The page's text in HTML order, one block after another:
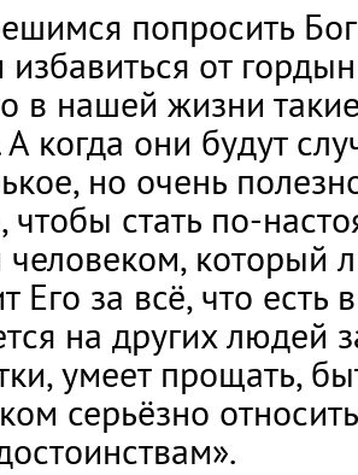
попросить
от
в нашей жизни
А когда они будут
но очень
чтобы стать по-
который
Его за всё, что есть
на других людей
умеет прощать,
серьёзно